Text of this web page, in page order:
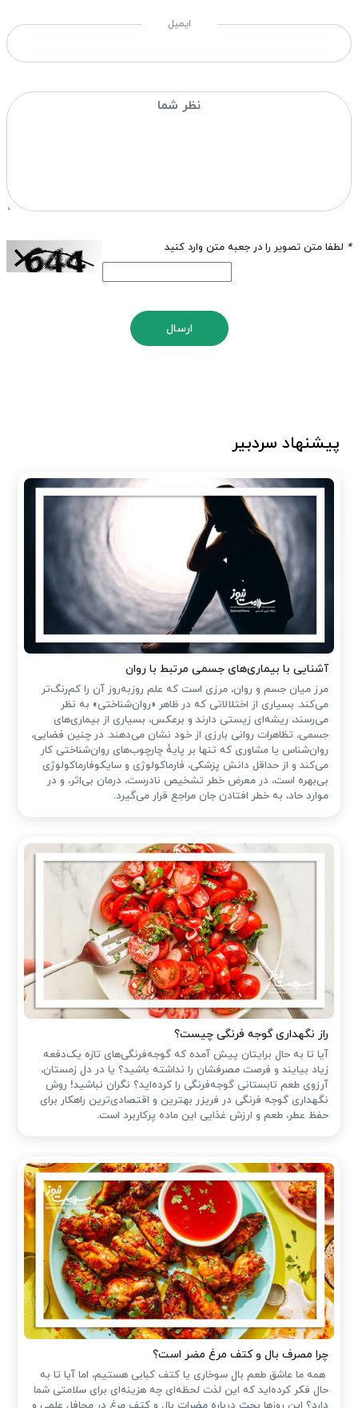
ایمیل
* لطفا متن تصویر را در جعبه متن وارد کنید
ارسال
پیشنهاد سردبیر
آشنایی با بیماری‌های جسمی مرتبط با روان
مرز میان جسم و روان، مرزی است که علم روزبه‌روز آن را کم‌رنگ‌تر
می‌کند. بسیاری از اختلالاتی که در ظاهر «روان‌شناختی» به نظر
می‌رسند، ریشه‌ای زیستی دارند و برعکس، بسیاری از بیماری‌های
جسمی، تظاهرات روانی بارزی از خود نشان می‌دهند. در چنین فضایی،
روان‌شناس یا مشاوری که تنها بر پایهٔ چارچوب‌های روان‌شناختی کار
می‌کند و از حداقل دانش پزشکی، فارماکولوژی و سایکوفارماکولوژی
بی‌بهره است، در معرض خطر تشخیص نادرست، درمان بی‌اثر، و در
موارد حاد، به خطر افتادن جان مراجع قرار می‌گیرد.
راز نگهداری گوجه فرنگی چیست؟
آیا تا به حال برایتان پیش آمده که گوجه‌فرنگی‌های تازه یک‌دفعه
زیاد بیایند و فرصت مصرفشان را نداشته باشید؟ یا در دل زمستان،
آرزوی طعم تابستانی گوجه‌فرنگی را کرده‌اید؟ نگران نباشید! روش
نگهداری گوجه فرنگی در فریزر بهترین و اقتصادی‌ترین راهکار برای
حفظ عطر، طعم و ارزش غذایی این ماده پرکاربرد است.
چرا مصرف بال و کتف مرغ مضر است؟
همه ما عاشق طعم بال سوخاری یا کتف کبابی هستیم، اما آیا تا به
حال فکر کرده‌اید که این لذت لحظه‌ای چه هزینه‌ای برای سلامتی شما